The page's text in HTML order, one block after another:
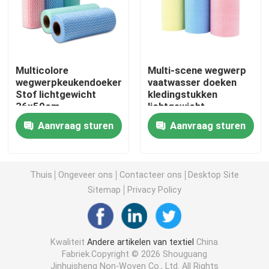
Niet-geweven Lijstdoek
Huishoudelijke schoonmaaklakken
Spunlace het Schoonmaken veegt af
Het beschikbare Schoonmaken veegt af
Wippers voor de voedingssector
Keukendoeken voor eenmalig gebruik
Multicolore
wegwerpkeukendoeken
Stof lichtgewicht
36x50cm
Aanvraag sturen
Multi-scene wegwerp
vaatwasser doeken
kledingstukken
lichtgewicht
Duurzaam
Aanvraag sturen
Thuis Ongeveer ons Contacteer ons
Desktop Site
Sitemap
Privacy Policy
KwaliteitAndere artikelen van textiel China
Fabriek.Copyright © 2026 Shouguang
Jinhuisheng Non-Woven Co., Ltd. All Rights